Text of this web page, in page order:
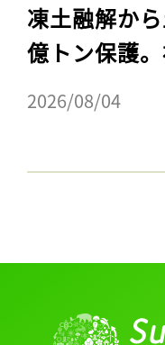
凍土融解か
億トン保護
2026/08/04